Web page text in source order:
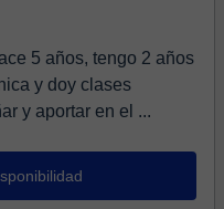
5 años, tengo 2 años
y doy clases
y aportar en el ...